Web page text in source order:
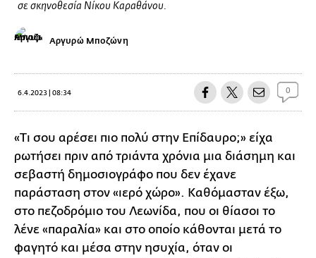
σε σκηνοθεσία Νίκου Καραθάνου.
Αργυρώ Μποζώνη
6.4.2023 | 08:34 0
«Τι σου αρέσει πιο πολύ στην Επίδαυρο;» είχα
ρωτήσει πριν από τριάντα χρόνια μια διάσημη και
σεβαστή δημοσιογράφο που δεν έχανε
παράσταση στον «ιερό χώρο». Καθόμασταν έξω,
στο πεζοδρόμιο του Λεωνίδα, που οι θίασοι το
λένε «παραλία» και στο οποίο κάθονται μετά το
φαγητό και μέσα στην ησυχία, όταν οι